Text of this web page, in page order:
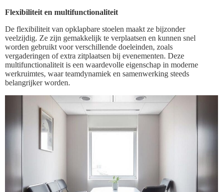
Flexibiliteit en multifunctionaliteit
De flexibiliteit van opklapbare stoelen maakt ze bijzonder
veelzijdig. Ze zijn gemakkelijk te verplaatsen en kunnen snel
worden gebruikt voor verschillende doeleinden, zoals
vergaderingen of extra zitplaatsen bij evenementen. Deze
multifunctionaliteit is een waardevolle eigenschap in moderne
werkruimtes, waar teamdynamiek en samenwerking steeds
belangrijker worden.